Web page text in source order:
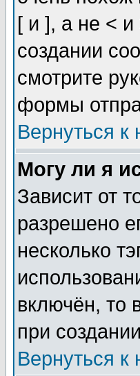
[ и ], а не <
создании
смотрите
формы
Вернуться к
Могу ли я
Зависит от
разрешено
несколько
включён, то
при
Вернуться к